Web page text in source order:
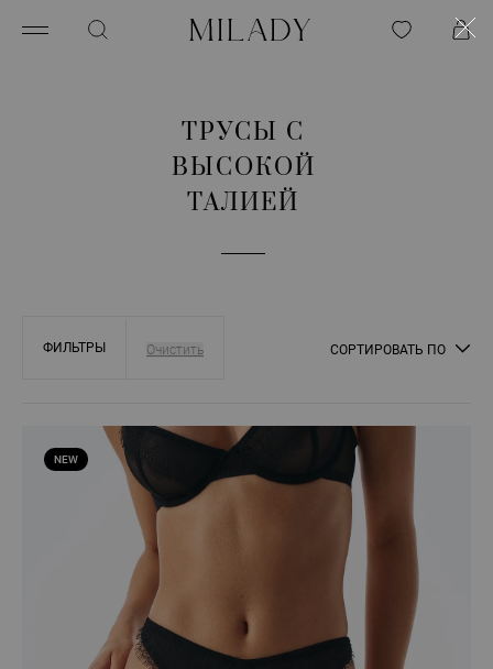
ТРУСЫ С
ВЫСОКОЙ
ТАЛИЕЙ
ФИЛЬТРЫ СОРТИРОВАТЬ ПО
NEW